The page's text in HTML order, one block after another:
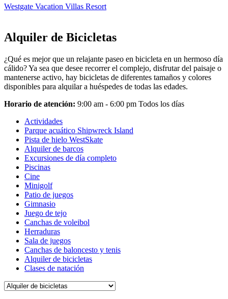
Westgate Vacation Villas Resort
Alquiler de Bicicletas
¿Qué es mejor que un relajante paseo en bicicleta en un hermoso día
cálido? Ya sea que desee recorrer el complejo, disfrutar del paisaje o
mantenerse activo, hay bicicletas de diferentes tamaños y colores
disponibles para alquilar a huéspedes de todas las edades.
Horario de atención: 9:00 am - 6:00 pm Todos los días
Actividades
Parque acuático Shipwreck Island
Pista de hielo WestSkate
Alquiler de barcos
Excursiones de día completo
Piscinas
Cine
Minigolf
Patio de juegos
Gimnasio
Juego de tejo
Canchas de voleibol
Herraduras
Sala de juegos
Canchas de baloncesto y tenis
Alquiler de bicicletas
Clases de natación